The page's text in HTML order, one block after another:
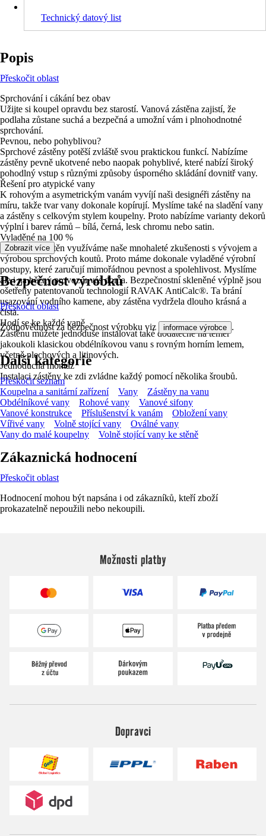
Technický datový list
Popis
Přeskočit oblast
Sprchování i cákání bez obav
Užijte si koupel opravdu bez starostí. Vanová zástěna zajistí, že
podlaha zůstane suchá a bezpečná a umožní vám i plnohodnotné
sprchování.
Pevnou, nebo pohyblivou?
Sprchové zástěny potěší zvláště svou praktickou funkcí. Nabízíme
zástěny pevně ukotvené nebo naopak pohyblivé, které nabízí široký
pohodlný vstup s různými způsoby úsporného skládání dovnitř vany.
Řešení pro atypické vany
K rohovým a asymetrickým vanám vyvíjí naši designéři zástěny na
míru, takže tvar vany dokonale kopírují. Myslíme také na sladění vany
a zástěny s celkovým stylem koupelny. Proto nabízíme varianty dekorů
výplní i barev rámů – bílá, černá, lesk chromu nebo satin.
Vyladěné na 100 %
Při výrobě zástěn využíváme naše mnohaleté zkušenosti s vývojem a
výrobou sprchových koutů. Proto máme dokonale vyladěné výrobní
postupy, které zaručují mimořádnou pevnost a spolehlivost. Myslíme
ale i na běžný provoz u vás doma. Bezpečnostní skleněné výplně jsou
ošetřeny patentovanou technologií RAVAK AntiCalc®. Ta brání
usazování vodního kamene, aby zástěna vydržela dlouho krásná a
čistá.
Hodí se ke každé vaně
Zástěnu můžete jednoduše instalovat také dodatečně na téměř
jakoukoli klasickou obdélníkovou vanu s rovným horním lemem,
včetně plechových a litinových.
Jednoduchá montáž
Instalaci zástěny ke zdi zvládne každý pomocí několika šroubů.
Zobrazit více
Bezpečnost výrobků
Přeskočit oblast
Zodpovědnost za bezpečnost výrobku viz informace výrobce .
Další kategorie
Přeskočit seznam
Koupelna a sanitární zařízení
Vany
Zástěny na vanu
Obdélníkové vany
Rohové vany
Vanové sifony
Vanové konstrukce
Příslušenství k vanám
Obložení vany
Vířivé vany
Volně stojící vany
Oválné vany
Vany do malé koupelny
Volně stojící vany ke stěně
Zákaznická hodnocení
Přeskočit oblast
Hodnocení mohou být napsána i od zákazníků, kteří zboží
prokazatelně nepoužili nebo nekoupili.
Možnosti platby
Dopravci